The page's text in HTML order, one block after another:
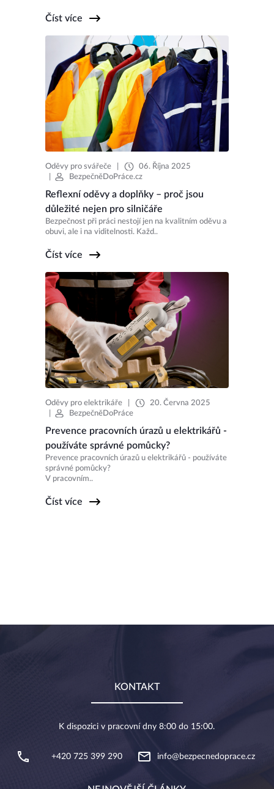
Číst více
Oděvy pro svářeče
06. Října 2025
BezpečněDoPráce.cz
Reflexní oděvy a doplňky – proč jsou
důležité nejen pro silničáře
Bezpečnost při práci nestojí jen na kvalitním oděvu a
obuvi, ale i na viditelnosti. Každ..
Číst více
Oděvy pro elektrikáře
20. Června 2025
BezpečněDoPráce
Prevence pracovních úrazů u elektrikářů -
používáte správné pomůcky?
Prevence pracovních úrazů u elektrikářů - používáte
správné pomůcky?
V pracovním..
Číst více
KONTAKT
K dispozici v pracovní dny 8:00 do 15:00.
+420 725 399 290 info@bezpecnedoprace.cz